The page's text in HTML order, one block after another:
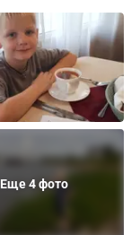
Еще 4 фото